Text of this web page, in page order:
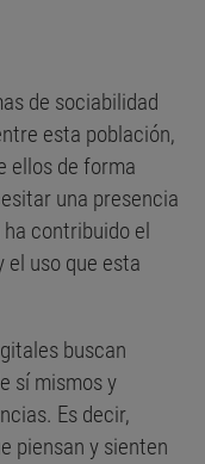
de sociabilidad
esta población,
ellos de forma
una presencia
contribuido el
el uso que esta
buscan
sí mismos y
Es decir,
piensan y sienten